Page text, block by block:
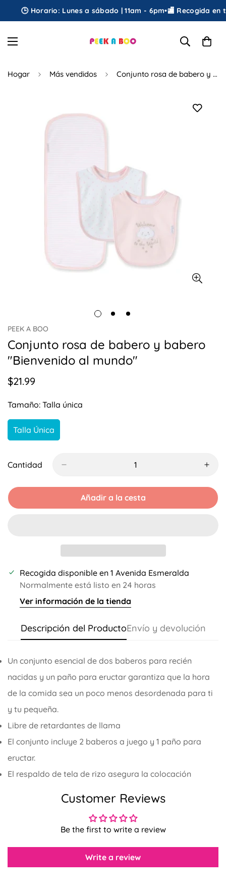
🕒 Horario: Lunes a sábado | 11am - 6pm•🏬 Recogida en
Hogar Más vendidos Conjunto rosa de babero y babero "Bienvenido al mundo"
PEEK A BOO
Conjunto rosa de babero y babero
"Bienvenido al mundo"
Precio
$21.99
Tamaño: Talla única
Talla Única
Variante
No
Cantidad
Añadir a la cesta
Recogida disponible en 1 Avenida Esmeralda
Normalmente está listo en 24 horas
Ver información de la tienda
Descripción del ProductoEnvío y devolución
Un conjunto esencial de dos baberos para recién
nacidas y un paño para eructar garantiza que la hora
de la comida sea un poco menos desordenada para ti
y tu pequeña.
Libre de retardantes de llama
El conjunto incluye 2 baberos a juego y 1 paño para
eructar.
El respaldo de tela de rizo asegura la colocación
Customer Reviews
Be the first to write a review
Write a review
Confirma tu edad
¿Tienes 18 años o más?
No, no lo soy. Sí, lo soy